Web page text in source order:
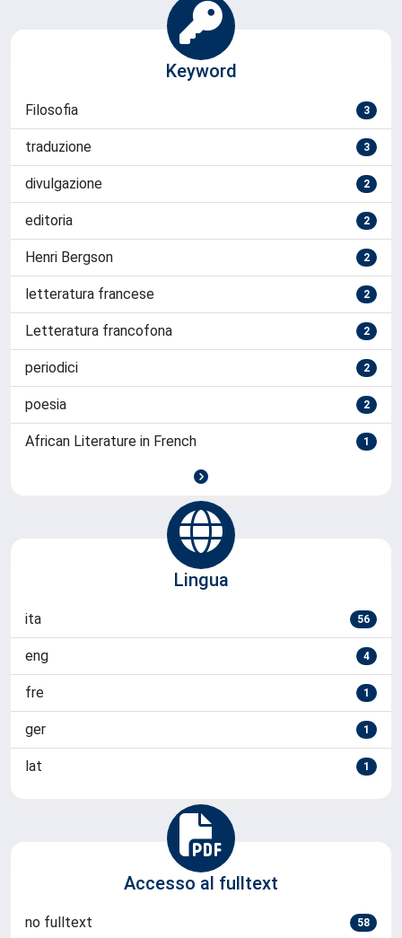
Keyword
Filosofia 3
traduzione 3
divulgazione 2
editoria 2
Henri Bergson 2
letteratura francese 2
Letteratura francofona 2
periodici 2
poesia 2
African Literature in French 1
Lingua
ita 56
eng 4
fre 1
ger 1
lat 1
Accesso al fulltext
no fulltext 58